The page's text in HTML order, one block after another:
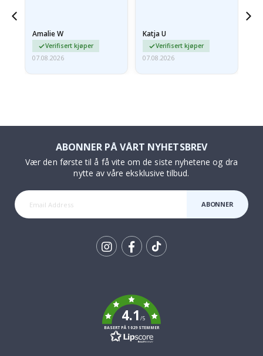
Amalie W
Verifisert kjøper
07.08.2026
Katja U
Verifisert kjøper
07.08.2026
ABONNER PÅ VÅRT NYHETSBREV
Vær den første til å få vite om de siste nyhetene og dra
nytte av våre eksklusive tilbud.
ABONNER
4.1/5
BASERT PÅ 1029 STEMMER